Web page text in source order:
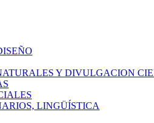
Y DIVULGACION
LINGÜÍSTICA